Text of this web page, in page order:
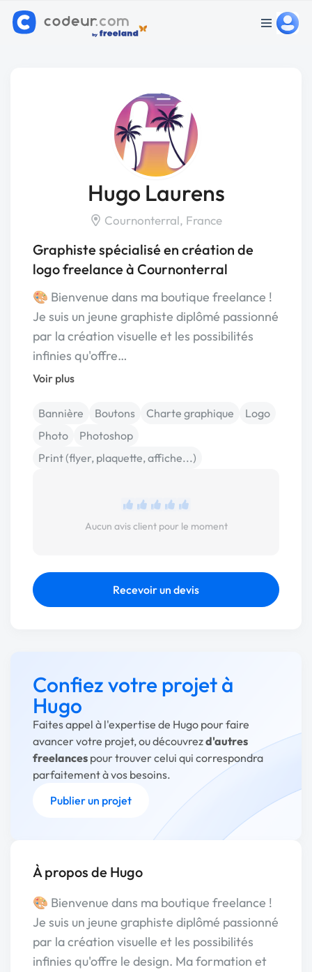
Hugo Laurens
Cournonterral, France
Graphiste spécialisé en création de
logo freelance à Cournonterral
🎨 Bienvenue dans ma boutique freelance !
Je suis un jeune graphiste diplômé passionné
par la création visuelle et les possibilités
infinies qu'offre…
Voir plus
Bannière Boutons Charte graphique
Logo
Photo
Photoshop
Print (flyer, plaquette, affiche...)
Aucun avis client pour le moment
Recevoir un devis
Confiez votre projet à
Hugo
Faites appel à l'expertise de Hugo pour faire
avancer votre projet, ou découvrezd'autres
freelances pour trouver celui qui correspondra
parfaitement à vos besoins.
Publier un projet
À propos de Hugo
🎨 Bienvenue dans ma boutique freelance !
Je suis un jeune graphiste diplômé passionné
par la création visuelle et les possibilités
infinies qu'offre le design. Ma formation et